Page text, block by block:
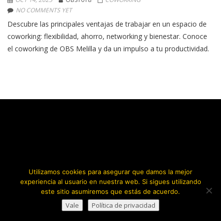
NO COMMENTS YET
Descubre las principales ventajas de trabajar en un espacio de
coworking: flexibilidad, ahorro, networking y bienestar. Conoce
el coworking de OBS Melilla y da un impulso a tu productividad.
Copyright © 2026.
Utilizamos cookies para asegurar que damos la mejor
experiencia al usuario en nuestra web. Si sigues utilizando
este sitio asumiremos que estás de acuerdo.
Vale Política de privacidad